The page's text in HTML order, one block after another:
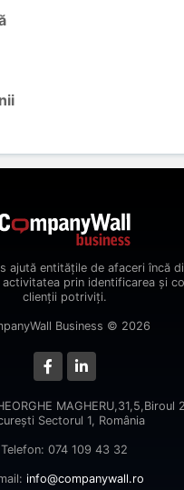
ajută entitățile de afaceri încă
prin identificarea și
clienții potriviți.
Business © 2026
MAGHERU,31,5,Biroul
Sectorul 1, România
Telefon: 074 109 43 32
info@companywall.ro